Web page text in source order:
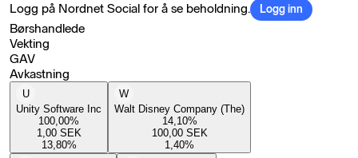
Logg på Nordnet Social for å se beholdning. Logg inn
Børshandlede
Vekting
GAV
Avkastning
U
Unity Software Inc
100,00%
1,00 SEK
13,80%
W
Walt Disney Company (The)
14,10%
100,00 SEK
1,40%